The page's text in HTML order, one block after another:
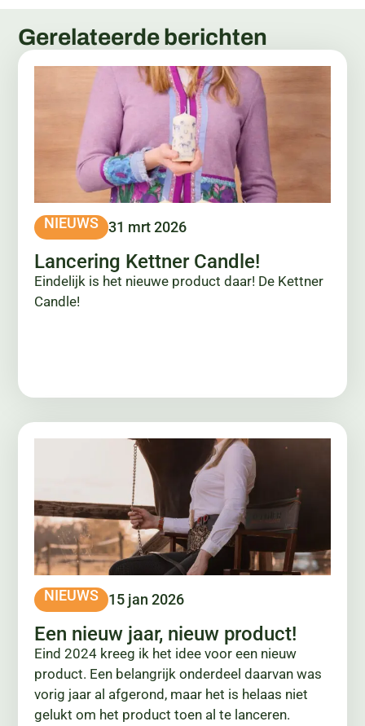
Gerelateerde berichten
NIEUWS 31 mrt 2026
Lancering Kettner Candle!
Eindelijk is het nieuwe product daar! De Kettner
Candle!
NIEUWS 15 jan 2026
Een nieuw jaar, nieuw product!
Eind 2024 kreeg ik het idee voor een nieuw
product. Een belangrijk onderdeel daarvan was
vorig jaar al afgerond, maar het is helaas niet
gelukt om het product toen al te lanceren.